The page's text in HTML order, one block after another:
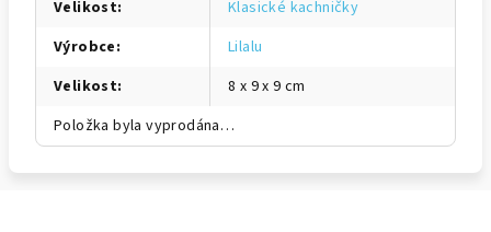
Velikost:
Klasické kachničky
Výrobce:
Lilalu
Velikost:
8 x 9 x 9 cm
Položka byla vyprodána…